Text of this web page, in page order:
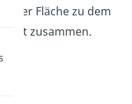
der Fläche zu dem
zusammen.